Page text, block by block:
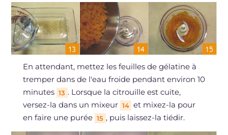
En attendant, mettez les feuilles de gélatine à
tremper dans de l'eau froide pendant environ 10
minutes 13 . Lorsque la citrouille est cuite,
versez-la dans un mixeur 14 et mixez-la pour
en faire une purée 15 , puis laissez-la tiédir.